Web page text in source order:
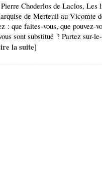
Choderlos de Laclos, Les
de Merteuil au Vicomte
: que faites-vous, que pouvez-
sont substitué ? Partez sur-
la suite]